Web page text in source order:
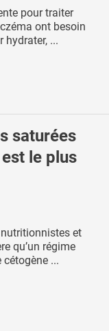
pour traiter
ont besoin
hydrater, ...
saturées
le plus
et
qu’un régime
...